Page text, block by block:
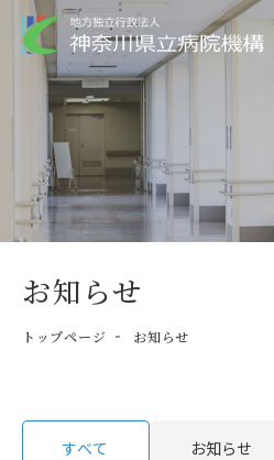
お知らせ
トップページ お知らせ
すべて お知らせ